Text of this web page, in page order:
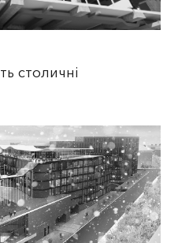
столичні